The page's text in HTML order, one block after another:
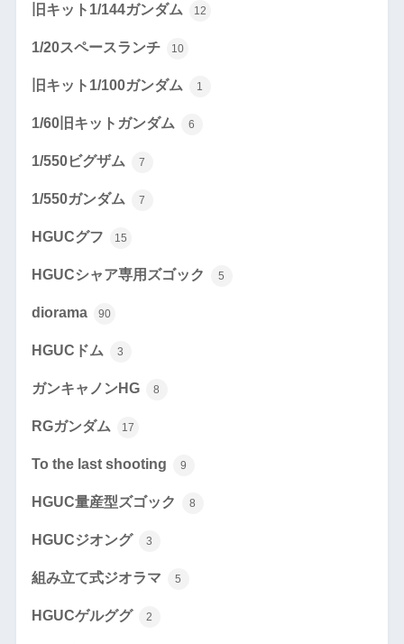
旧キット1/144ガンダム 12
1/20スペースランチ 10
旧キット1/100ガンダム 1
1/60旧キットガンダム 6
1/550ビグザム 7
1/550ガンダム 7
HGUCグフ 15
HGUCシャア専用ズゴック 5
diorama 90
HGUCドム 3
ガンキャノンHG 8
RGガンダム 17
To the last shooting 9
HGUC量産型ズゴック 8
HGUCジオング 3
組み立て式ジオラマ 5
HGUCゲルググ 2